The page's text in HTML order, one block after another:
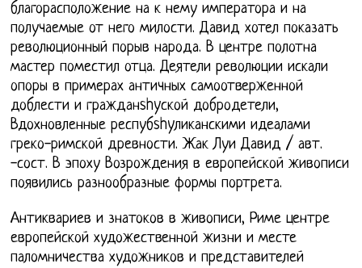
благорасположение на к нему императора и на
получаемые от него милости. Давид хотел показать
революционный порыв народа. В центре полотна
мастер поместил отца. Деятели революции искали
опоры в примерах античных самоотверженной
доблести и гражданshyской добродетели,
Вдохновленные респубshyликанскими идеалами
греко-римской древности. Жак Луи Давид / авт.
-сост. В эпоху Возрождения в европейской живописи
появились разнообразные формы портрета.
Антиквариев и знатоков в живописи, Риме центре
европейской художественной жизни и месте
паломничества художников и представителей